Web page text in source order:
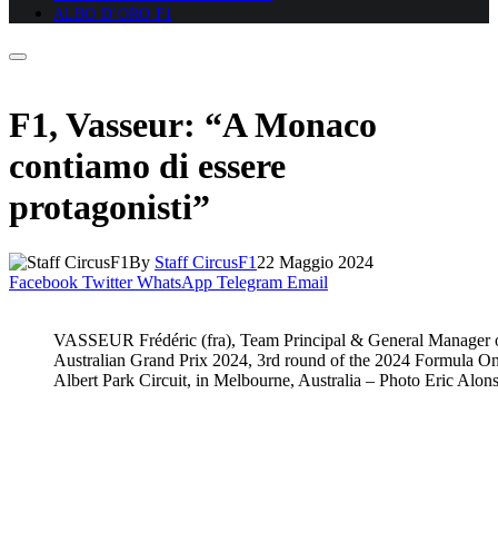
ALBO D’ORO F1
F1, Vasseur: “A Monaco
contiamo di essere
protagonisti”
By Staff CircusF1 22 Maggio 2024
Facebook Twitter WhatsApp Telegram Email
VASSEUR Frédéric (fra), Team Principal & General
Australian Grand Prix 2024, 3rd round of the 2024 Formula
Albert Park Circuit, in Melbourne, Australia – Photo Eric